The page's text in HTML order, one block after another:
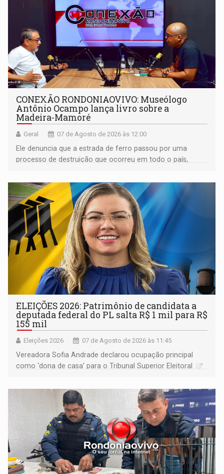
CONEXÃO RONDONIAOVIVO: Museólogo
Antônio Ocampo lança livro sobre a
Madeira-Mamoré
Geral 07 de Agosto de 2026 às 12:00
Ele denuncia que a estrada de ferro passou por uma
processo de destruição que ocorreu em todo o país,
ELEIÇÕES 2026: Patrimônio de candidata a
deputada federal do PL salta R$ 1 mil para R$
155 mil
Eleições 2026 07 de Agosto de 2026 às 11:45
Vereadora Sofia Andrade declarou ocupação principal
como ‘dona de casa’ para o Tribunal Superior Eleitoral